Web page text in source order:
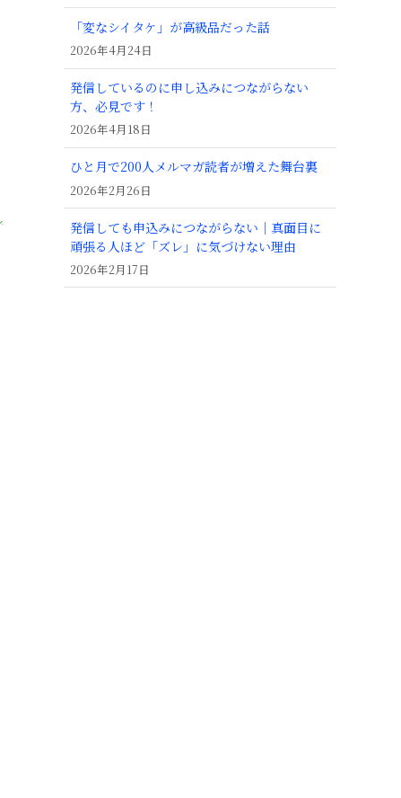
「変なシイタケ」が高級品だった話
2026年4月24日
発信しているのに申し込みにつながらない
方、必見です！
2026年4月18日
ひと月で200人メルマガ読者が増えた舞台裏
2026年2月26日
発信しても申込みにつながらない｜真面目に
頑張る人ほど「ズレ」に気づけない理由
2026年2月17日